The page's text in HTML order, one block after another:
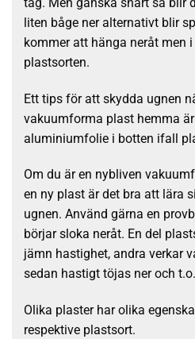
liten båge ner alternativt blir
kommer att hänga neråt men
plastsorten.
Ett tips för att skydda ugnen
vakuumforma plast hemma
aluminiumfolie i botten ifall
Om du är en nybliven
en ny plast är det bra att lära
ugnen. Använd gärna en
börjar sloka neråt. En del
jämn hastighet, andra verkar
sedan hastigt töjas ner och
Olika plaster har olika
respektive plastsort.